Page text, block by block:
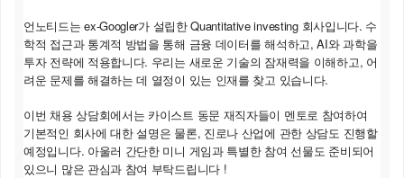
언노티드는 ex-Googler가 설립한 Quantitative investing 회사입니다. 수
학적 접근과 통계적 방법을 통해 금융 데이터를 해석하고, AI와 과학을
투자 전략에 적용합니다. 우리는 새로운 기술의 잠재력을 이해하고, 어
려운 문제를 해결하는 데 열정이 있는 인재를 찾고 있습니다.
이번 채용 상담회에서는 카이스트 동문 재직자들이 멘토로 참여하여
기본적인 회사에 대한 설명은 물론, 진로나 산업에 관한 상담도 진행할
예정입니다. 아울러 간단한 미니 게임과 특별한 참여 선물도 준비되어
있으니 많은 관심과 참여 부탁드립니다 !